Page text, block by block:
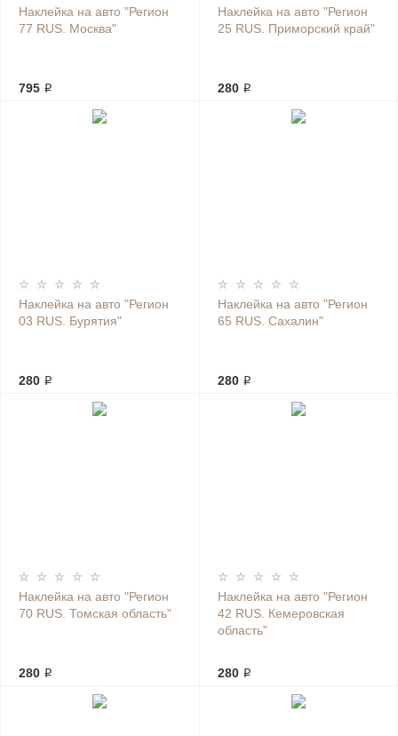
Наклейка на авто "Регион
77 RUS. Москва"
795 ₽
Наклейка на авто "Регион
25 RUS. Приморский край"
280 ₽
Наклейка на авто "Регион
03 RUS. Бурятия"
280 ₽
Наклейка на авто "Регион
65 RUS. Сахалин"
280 ₽
Наклейка на авто "Регион
70 RUS. Томская область"
280 ₽
Наклейка на авто "Регион
42 RUS. Кемеровская
область"
280 ₽